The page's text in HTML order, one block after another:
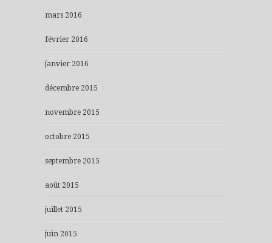
mars 2016
février 2016
janvier 2016
décembre 2015
novembre 2015
octobre 2015
septembre 2015
août 2015
juillet 2015
juin 2015